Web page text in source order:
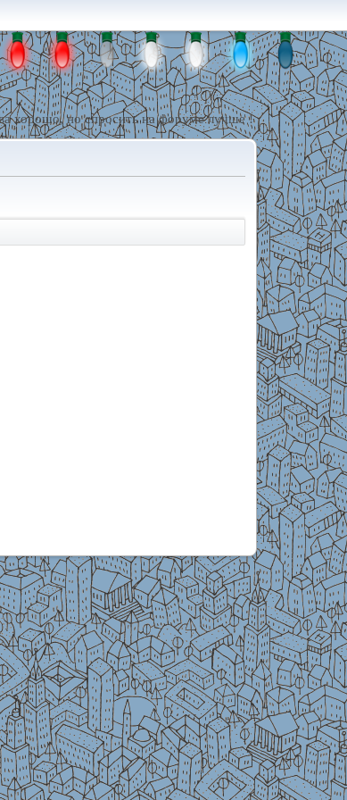
хорошо, но спросить на форуме лучше !